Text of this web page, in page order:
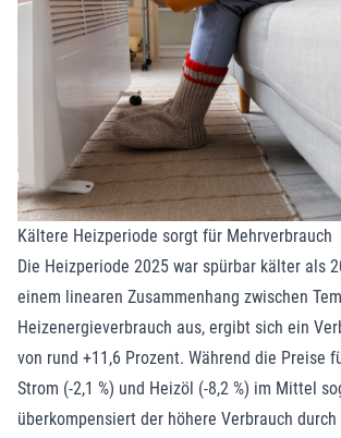
Kältere Heizperiode sorgt für Mehrverbrauch
Die Heizperiode 2025 war spürbar kälter als
einem linearen Zusammenhang zwischen
Heizenergieverbrauch aus, ergibt sich ein
von rund +11,6 Prozent. Während die Preise
Strom (-2,1 %) und Heizöl (-8,2 %) im Mittel
überkompensiert der höhere Verbrauch